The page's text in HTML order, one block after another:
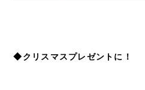
◆クリスマスプレゼントに！